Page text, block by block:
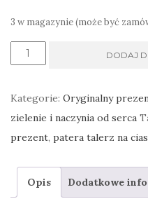
3 w magazynie (może być
ilość
motywem
DODAJ
Kategorie: Oryginalny
zielenie i naczynia od serca
prezent, patera talerz na
Opis Dodatkowe